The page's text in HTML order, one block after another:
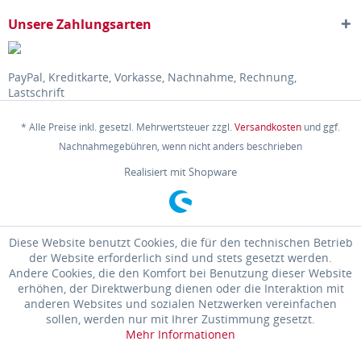
Unsere Zahlungsarten
PayPal, Kreditkarte, Vorkasse, Nachnahme, Rechnung,
Lastschrift
* Alle Preise inkl. gesetzl. Mehrwertsteuer zzgl.Versandkosten und ggf.
Nachnahmegebühren, wenn nicht anders beschrieben
Realisiert mit Shopware
Diese Website benutzt Cookies, die für den technischen Betrieb
der Website erforderlich sind und stets gesetzt werden.
Andere Cookies, die den Komfort bei Benutzung dieser Website
erhöhen, der Direktwerbung dienen oder die Interaktion mit
anderen Websites und sozialen Netzwerken vereinfachen
sollen, werden nur mit Ihrer Zustimmung gesetzt.
Mehr Informationen